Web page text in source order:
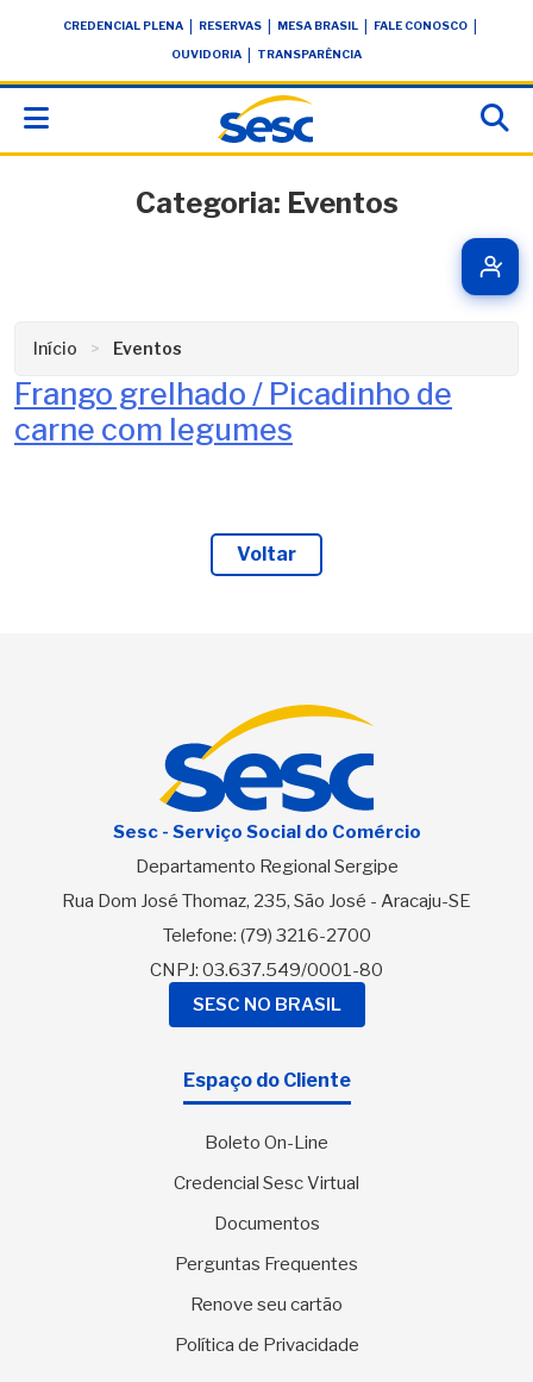
conteúdoCREDENCIAL PLENA RESERVAS MESA BRASIL FALE CONOSCO
OUVIDORIA TRANSPARÊNCIA
Categoria: Eventos
Início Eventos
Frango grelhado / Picadinho de
carne com legumes
Voltar
Sesc - Serviço Social do Comércio
Departamento Regional Sergipe
Rua Dom José Thomaz, 235, São José - Aracaju-SE
Telefone: (79) 3216-2700
CNPJ: 03.637.549/0001-80
SESC NO BRASIL
Espaço do Cliente
Boleto On-Line
Credencial Sesc Virtual
Documentos
Perguntas Frequentes
Renove seu cartão
Política de Privacidade